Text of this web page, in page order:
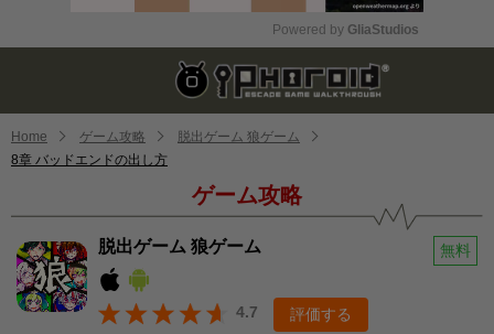
Mute
Powered by GliaStudios
Home ゲーム攻略
脱出ゲーム 狼ゲーム
8章 バッドエンドの出し方
ゲーム攻略
脱出ゲーム 狼ゲーム 無料
4.7 評価する